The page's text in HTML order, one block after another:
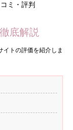
ミ・評判
底解説
イトの評価を紹介しま